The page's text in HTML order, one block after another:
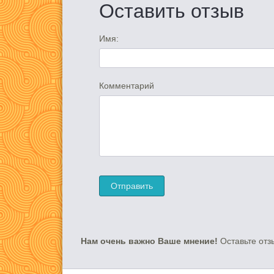
Оставить отзыв
Имя:
Комментарий
Нам очень важно Ваше мнение! Оставьте